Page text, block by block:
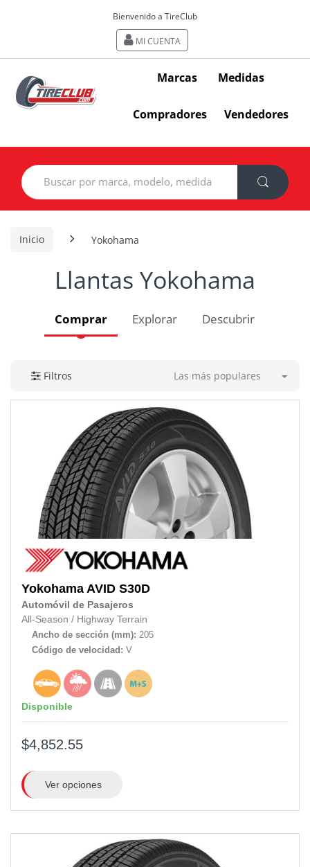
Bienvenido a TireClub
MI CUENTA
Marcas Medidas
Compradores Vendedores
Search
for:
Inicio Yokohama
Llantas Yokohama
Comprar Explorar Descubrir
Filtros Las más populares
Yokohama AVID S30D
Automóvil de Pasajeros
All-Season / Highway Terrain
Ancho de sección (mm): 205
Código de velocidad: V
Disponible
$4,852.55
Ver opciones